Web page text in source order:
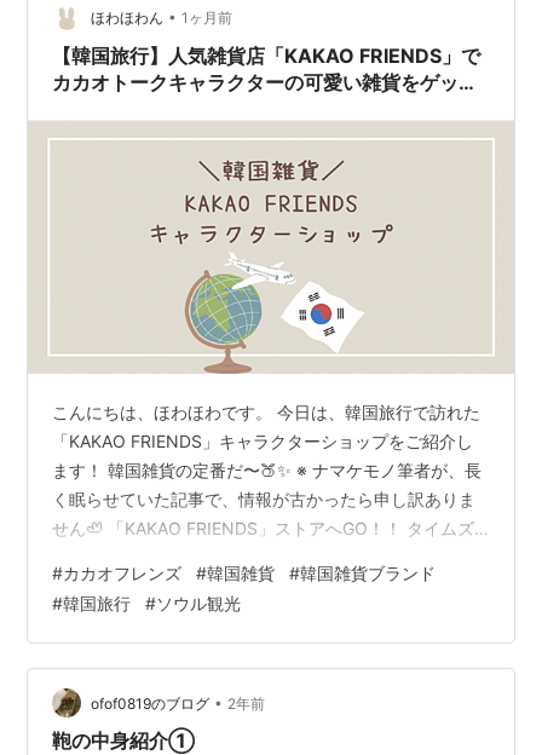
でも楽しかったです🤤…
ほわほわん • 1ヶ月前
【韓国旅行】人気雑貨店「KAKAO FRIENDS」で
カカオトークキャラクターの可愛い雑貨をゲット
こんにちは、ほわほわです。 今日は、韓国旅行で訪れた
「KAKAO FRIENDS」キャラクターショップをご紹介し
ます！ 韓国雑貨の定番だ〜🍑✨ ※ ナマケモノ筆者が、長
く眠らせていた記事で、情報が古かったら申し訳ありま
せん🦥 「KAKAO FRIENDS」ストアへGO！！ タイムズ
FRIENDS」ストアへGO！！ 「KAKAO FRIENDS」の店
舗はいくつかありますが、筆者は永登浦駅のタイムズス
クエア店と弘大店に行きました！ タイムズスクエア店 ま
ずは、タイムズスクエア店から行ってみよう〜🍑 外側か
らすごくかわいい外観です😍 中にはカカオ…
#カカオフレンズ #韓国雑貨 #韓国雑貨ブランド
#韓国旅行 #ソウル観光
ofof0819のブログ • 2年前
鞄の中身紹介①